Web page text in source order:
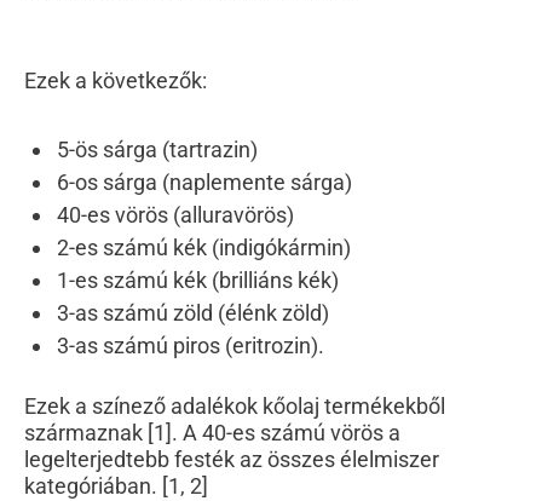
Ezek a következők:
5-ös sárga (tartrazin)
6-os sárga (naplemente sárga)
40-es vörös (alluravörös)
2-es számú kék (indigókármin)
1-es számú kék (brilliáns kék)
3-as számú zöld (élénk zöld)
3-as számú piros (eritrozin).
Ezek a színező adalékok kőolaj termékekből
származnak [1]. A 40-es számú vörös a
legelterjedtebb festék az összes élelmiszer
kategóriában. [1, 2]